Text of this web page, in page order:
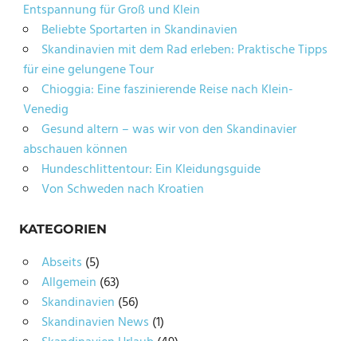
Entspannung für Groß und Klein
Beliebte Sportarten in Skandinavien
Skandinavien mit dem Rad erleben: Praktische Tipps
für eine gelungene Tour
Chioggia: Eine faszinierende Reise nach Klein-
Venedig
Gesund altern – was wir von den Skandinavier
abschauen können
Hundeschlittentour: Ein Kleidungsguide
Von Schweden nach Kroatien
KATEGORIEN
Abseits (5)
Allgemein (63)
Skandinavien (56)
Skandinavien News (1)